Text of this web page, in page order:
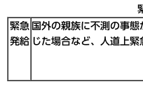
緊急
発給
国外の親族に不測の事
じた場合など、人道上